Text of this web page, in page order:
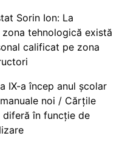
Sorin Ion: La
tehnologică există
calificat pe zona
IX-a încep anul școlar
noi / Cărțile
în funcție de